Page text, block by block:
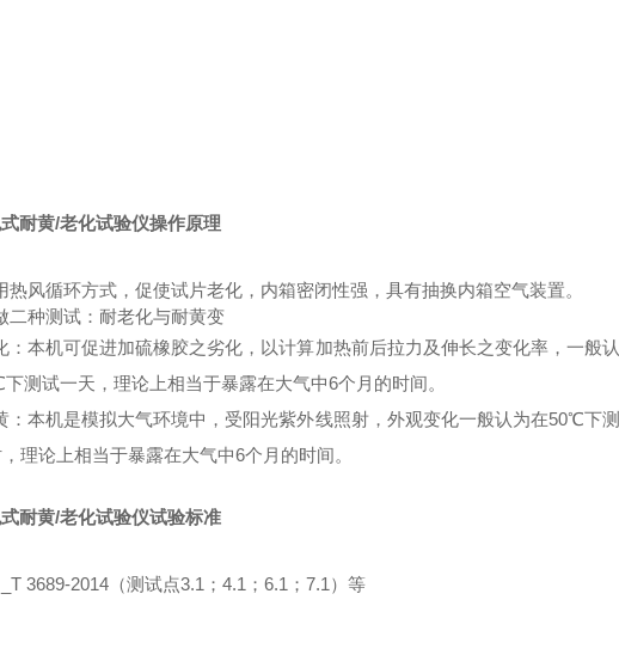
耐黄/老化试验仪操作原理
热风循环方式，促使试片老化，内箱密闭性强，具有抽换内箱空气装置。
二种测试：耐老化与耐黄变
：本机可促进加硫橡胶之劣化，以计算加热前后拉力及伸长之变化率，一般认
测试一天，理论上相当于暴露在大气中6个月的时间。
：本机是模拟大气环境中，受阳光紫外线照射，外观变化一般认为在50℃下测
理论上相当于暴露在大气中6个月的时间。
耐黄/老化试验仪试验标准
3689-2014（测试点3.1；4.1；6.1；7.1）等